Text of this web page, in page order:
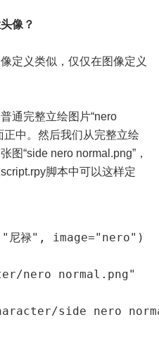
像？
定义类似，仅仅在图像定义
通完整立绘图片“nero
正中。然后我们从完整立绘
图“side nero normal.png”，
脚本中可以这样定
禄", image="nero")
nero normal.png"
side nero